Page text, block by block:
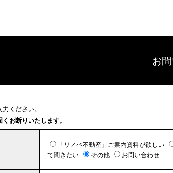
お
ください。
お断りいたします。
「リノベ不動産」ご案内資料が欲しい
て聞きたい
その他 お問い合わせ